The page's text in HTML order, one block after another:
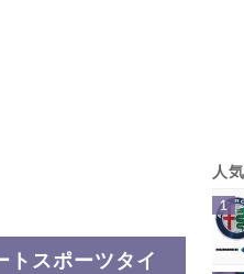
トスポーツタイ